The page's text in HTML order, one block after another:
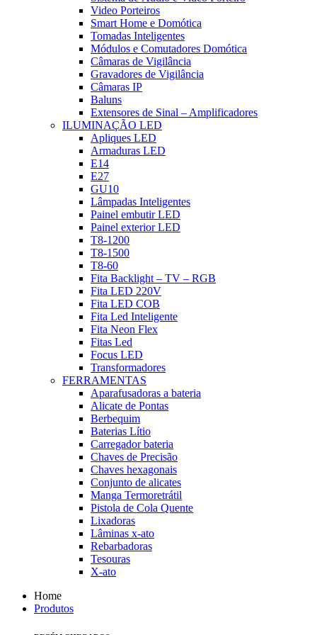
Video Porteiros
Smart Home e Domótica
Tomadas Inteligentes
Módulos e Comutadores Domótica
Câmaras de Vigilância
Gravadores de Vigilância
Câmaras IP
Baluns
Extensores de Sinal – Amplificadores
ILUMINAÇÃO LED
Apliques LED
Armaduras LED
E14
E27
GU10
Lâmpadas Inteligentes
Painel embutir LED
Painel exterior LED
T8-1200
T8-1500
T8-60
Fita Backlight – TV – RGB
Fita LED 220V
Fita LED COB
Fita Led Inteligente
Fita Neon Flex
Fitas Led
Focus LED
Transformadores
FERRAMENTAS
Aparafusadoras a bateria
Alicate de Pontas
Berbequim
Baterias Lítio
Carregador bateria
Chaves de Precisão
Chaves hexagonais
Conjunto de alicates
Manga Termoretrátil
Pistola de Cola Quente
Lixadoras
Lâminas x-ato
Rebarbadoras
Tesouras
X-ato
Home
Produtos